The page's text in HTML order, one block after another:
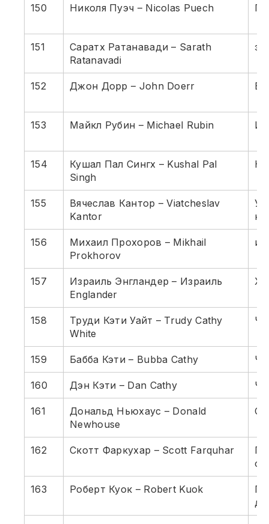
150 Николя Пуэч – Nicolas Puech
151
Саратх Ратанавади – Sarath
Ratanavadi
152 Джон Дорр – John Doerr
153 Майкл Рубин – Michael Rubin
154
Кушал Пал Сингх – Kushal Pal
Singh
155
Вячеслав Кантор – Viatcheslav
Kantor
156
Михаил Прохоров – Mikhail
Prokhorov
157
Израиль Энгландер – Израиль
Englander
158
Труди Кэти Уайт – Trudy Cathy
White
159 Бабба Кэти – Bubba Cathy
160 Дэн Кэти – Dan Cathy
161
Дональд Ньюхаус – Donald
Newhouse
162 Скотт Фаркухар – Scott Farquhar
163 Роберт Куок – Robert Kuok